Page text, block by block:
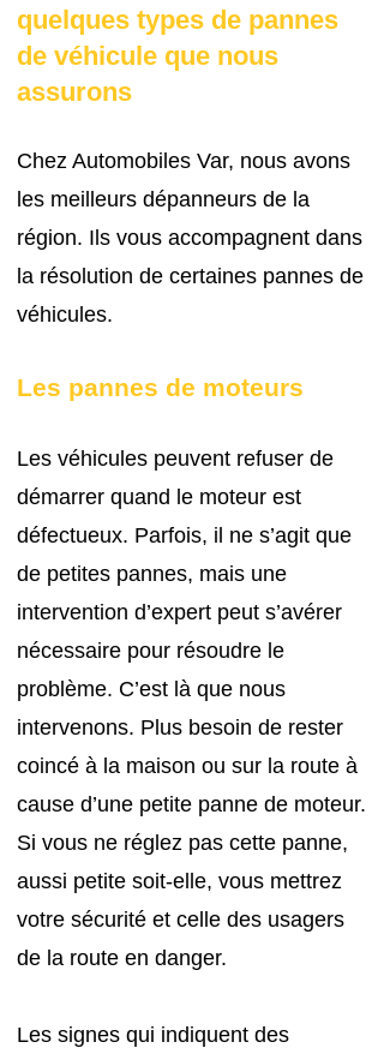
quelques types de pannes
de véhicule que nous
assurons
Chez Automobiles Var, nous avons
les meilleurs dépanneurs de la
région. Ils vous accompagnent dans
la résolution de certaines pannes de
véhicules.
Les pannes de moteurs
Les véhicules peuvent refuser de
démarrer quand le moteur est
défectueux. Parfois, il ne s’agit que
de petites pannes, mais une
intervention d’expert peut s’avérer
nécessaire pour résoudre le
problème. C’est là que nous
intervenons. Plus besoin de rester
coincé à la maison ou sur la route à
cause d’une petite panne de moteur.
Si vous ne réglez pas cette panne,
aussi petite soit-elle, vous mettrez
votre sécurité et celle des usagers
de la route en danger.
Les signes qui indiquent des